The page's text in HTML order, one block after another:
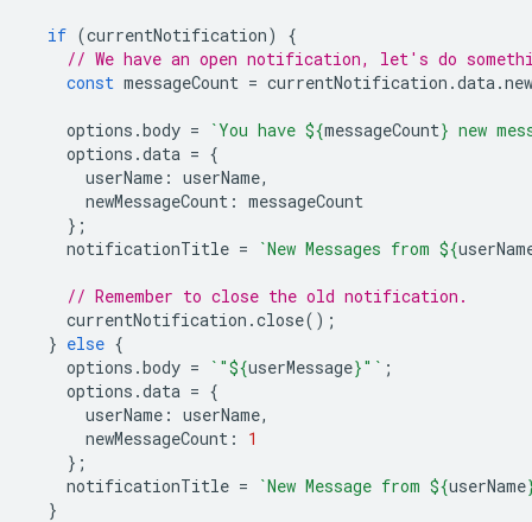
if (currentNotification)
{
// We have an open notification, let's do
const messageCount = currentNotification .data.
options .body = `You have ${messageCount} new
options .data = {
userName : userName,
newMessageCount : messageCount
};
notificationTitle = `New Messages from ${
// Remember to close the old notification.
currentNotification .close();
} else {
options .body = `"${userMessage}"` ;
options .data = {
userName : userName,
newMessageCount :
1
};
notificationTitle = `New Message from ${userName
}